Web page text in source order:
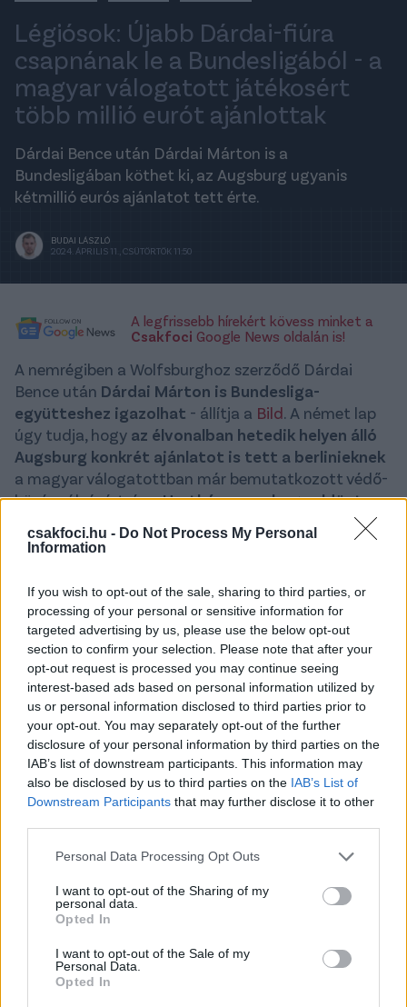
csakfoci.hu - Do Not Process My Personal
Information
If you wish to opt-out of the sale, sharing to third parties, or
processing of your personal or sensitive information for
targeted advertising by us, please use the below opt-out
section to confirm your selection. Please note that after your
opt-out request is processed you may continue seeing
interest-based ads based on personal information utilized by
us or personal information disclosed to third parties prior to
your opt-out. You may separately opt-out of the further
disclosure of your personal information by third parties on the
IAB’s list of downstream participants. This information may
also be disclosed by us to third parties on the IAB’s List of
Downstream Participants that may further disclose it to other
Please note that this website/app uses one or more Google
not limited to your visit or usage behaviour. You may click to
grant or deny consent to Google and its third-party tags to
use your data for below specified purposes in below Google
consent section.
Personal Data Processing Opt Outs
I want to opt-out of the Sharing of my
personal data.
Opted In
I want to opt-out of the Sale of my
Personal Data.
Opted In
Légiósok: Újabb Dárdai-fiúra
csapnának le a Bundesligából - a
magyar válogatott játékosért
több millió eurót ajánlottak
Dárdai Bence után Dárdai Márton is a
Bundesligában köthet ki, az Augsburg ugyanis
kétmillió eurós ajánlatot tett érte.
BUDAI LÁSZLÓ
2024. ÁPRILIS 11., CSÜTÖRTÖK 11:50
A legfrissebb hírekért kövess minket a
Csakfoci Google News oldalán is!
A nemrégiben a Wolfsburghoz szerződő Dárdai
Bence után Dárdai Márton is Bundesliga-
együtteshez igazolhat - állítja a Bild. A német lap
úgy tudja, hogy az élvonalban hetedik helyen álló
Augsburg konkrét ajánlatot is tett a berlinieknek
a magyar válogatottban már bemutatkozott védő-
középpályásért, ésa Herthán a sor, hogy eldöntse,
A transzfert segítheti, hogy az Augsburgnál az
alkalmazásában álló Babacar Wane felel, igaz,
biztos, hogy nemcsak ő akarja Dárdait megszerezni,
az Augsburg ugyanis még Wane érkezése előtt, már
2023 januárjában csábította a középső Dárdai-fiút
- akkor 2,5 millió eurót kínáltak, de végül nem jött
össze az üzlet.
A Bild megjegyzi, hogy a mostani szezont követően
Dárdai berlini szerződése már csak egy évig
érvényes. Ráadásul a fővárosiak nem is állnak olyan
jól anyagilag, hogy könnyedén visszautasítsanak
egy ilyen ajánlatot.